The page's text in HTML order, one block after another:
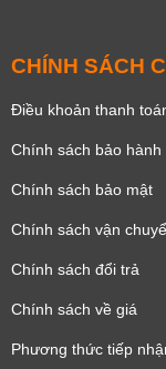
CHÍNH SÁCH
Điều khoản thanh
Chính sách bảo hành
Chính sách bảo mật
Chính sách vận
Chính sách đổi trả
Chính sách về giá
Phương thức tiếp